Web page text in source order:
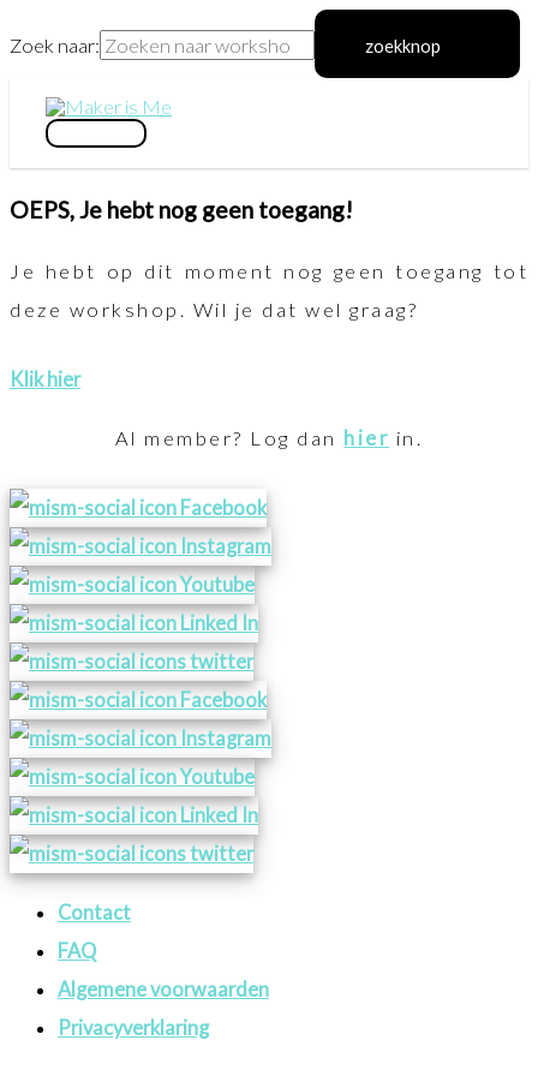
Zoek naar: zoekknop
de
inhoud
hoofdmenu
OEPS, Je hebt nog geen toegang!
Je hebt op dit moment nog geen toegang tot
deze workshop. Wil je dat wel graag?
Klik hier
Al member? Log dan hier in.
Contact
FAQ
Algemene voorwaarden
Privacyverklaring